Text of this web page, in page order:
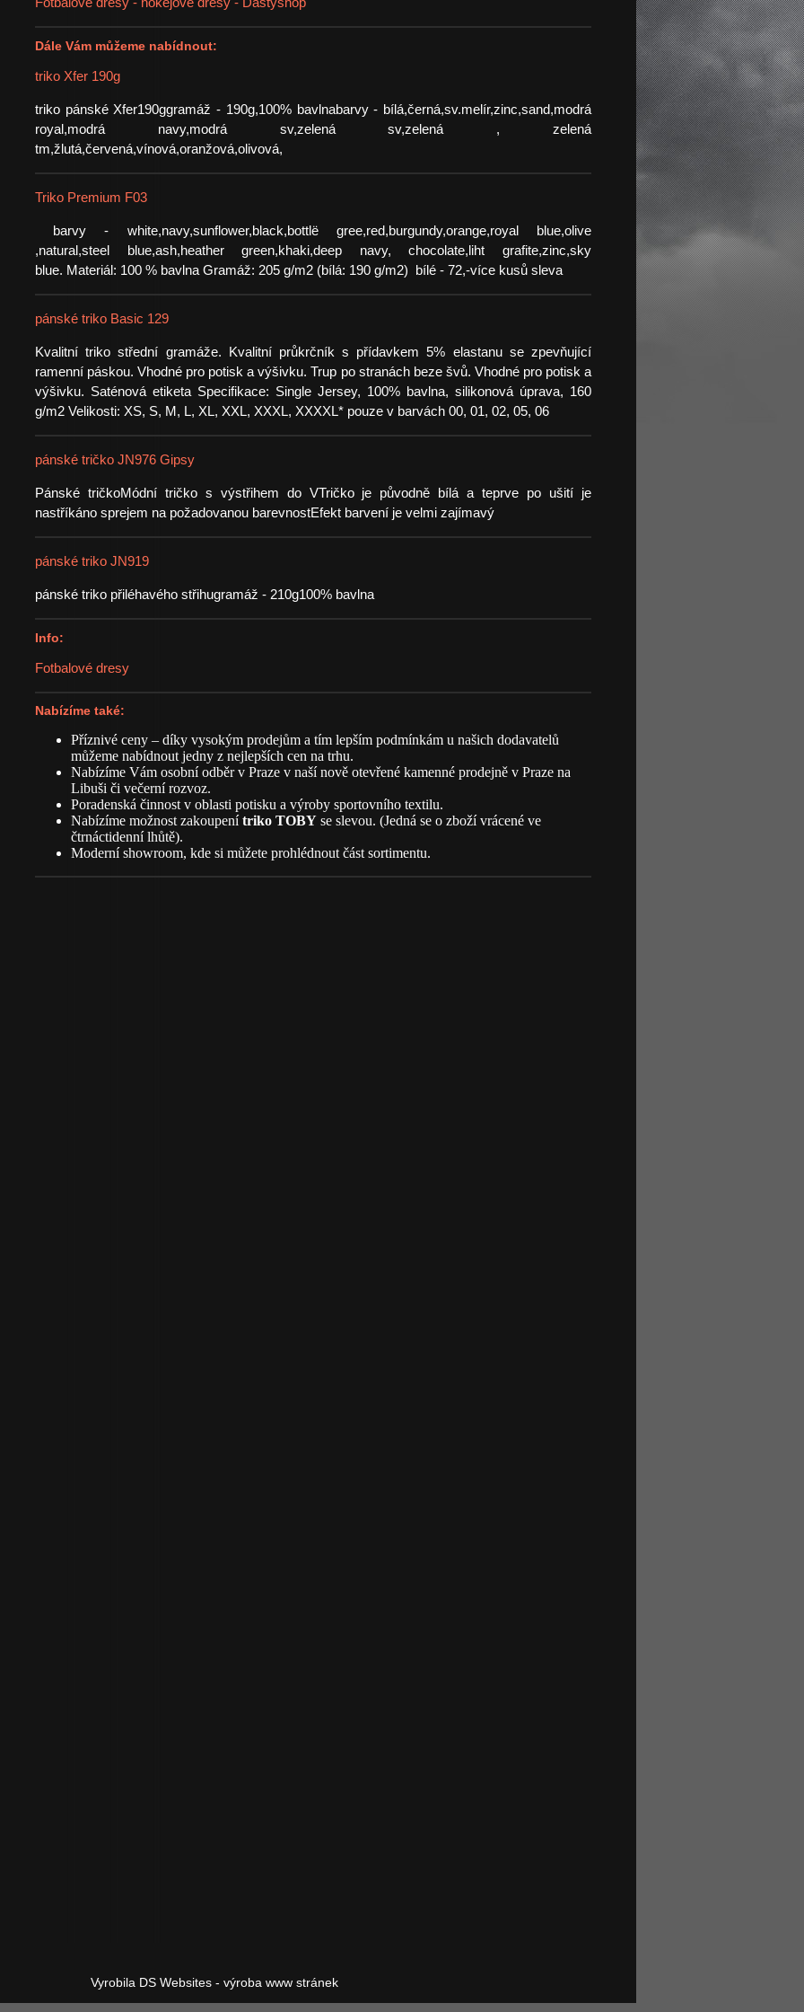
Dále Vám můžeme nabídnout:
triko Xfer 190g
triko pánské Xfer190ggramáž - 190g,100% bavlnabarvy - bílá,černá,sv.melír,zinc,sand,modrá
royal,modrá navy,modrá sv,zelená sv,zelená , zelená
tm,žlutá,červená,vínová,oranžová,olivová,
Triko Premium F03
barvy - white,navy,sunflower,black,bottlë gree,red,burgundy,orange,royal blue,olive
,natural,steel blue,ash,heather green,khaki,deep navy, chocolate,liht grafite,zinc,sky
blue. Materiál: 100 % bavlna Gramáž: 205 g/m2 (bílá: 190 g/m2) bílé - 72,-více kusů sleva
pánské triko Basic 129
Kvalitní triko střední gramáže. Kvalitní průkrčník s přídavkem 5% elastanu se zpevňující
ramenní páskou. Vhodné pro potisk a výšivku. Trup po stranách beze švů. Vhodné pro potisk a
výšivku. Saténová etiketa Specifikace: Single Jersey, 100% bavlna, silikonová úprava, 160
g/m2 Velikosti: XS, S, M, L, XL, XXL, XXXL, XXXXL* pouze v barvách 00, 01, 02, 05, 06
pánské tričko JN976 Gipsy
Pánské tričkoMódní tričko s výstřihem do VTričko je původně bílá a teprve po ušití je
nastříkáno sprejem na požadovanou barevnostEfekt barvení je velmi zajímavý
pánské triko JN919
pánské triko přiléhavého střihugramáž - 210g100% bavlna
Info:
Fotbalové dresy
Nabízíme také:
Příznivé ceny – díky vysokým prodejům a tím lepším podmínkám u našich dodavatelů
můžeme nabídnout jedny z nejlepších cen na trhu.
Nabízíme Vám osobní odběr v Praze v naší nově otevřené kamenné prodejně v Praze na
Libuši či večerní rozvoz.
Poradenská činnost v oblasti potisku a výroby sportovního textilu.
Nabízíme možnost zakoupenítriko TOBY se slevou. (Jedná se o zboží vrácené ve
čtrnáctidenní lhůtě).
Moderní showroom, kde si můžete prohlédnout část sortimentu.
Vyrobila DS Websites - výroba www stránek